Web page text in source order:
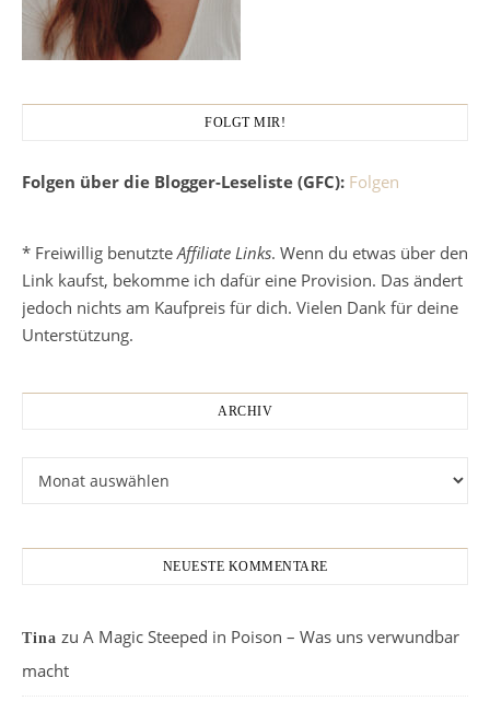
FOLGT MIR!
Folgen über die Blogger-Leseliste (GFC): Folgen
* Freiwillig benutzte Affiliate Links. Wenn du etwas über den
Link kaufst, bekomme ich dafür eine Provision. Das ändert
jedoch nichts am Kaufpreis für dich. Vielen Dank für deine
Unterstützung.
ARCHIV
NEUESTE KOMMENTARE
Tina zu A Magic Steeped in Poison – Was uns verwundbar
macht